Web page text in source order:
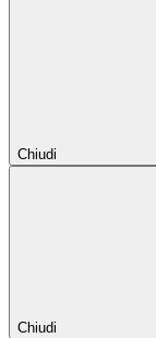
Chiudi
Chiudi